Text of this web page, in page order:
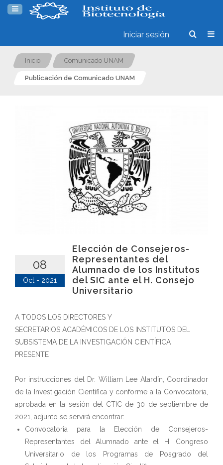
Iniciar sesión
Inicio Comunicado UNAM
Publicación de Comunicado UNAM
08
Oct - 2021
Elección de Consejeros-
Representantes del
Alumnado de los Institutos
del SIC ante el H. Consejo
Universitario
A TODOS LOS DIRECTORES Y
SECRETARIOS ACADÉMICOS DE LOS INSTITUTOS DEL
SUBSISTEMA DE LA INVESTIGACIÓN CIENTÍFICA
PRESENTE
Por instrucciones del Dr. William Lee Alardín, Coordinador
de la Investigación Científica y conforme a la Convocatoria,
aprobada en la sesión del CTIC de 30 de septiembre de
2021, adjunto se servirá encontrar:
Convocatoria para la Elección de Consejeros-
Representantes del Alumnado ante el H. Congreso
Universitario de los Programas de Posgrado del